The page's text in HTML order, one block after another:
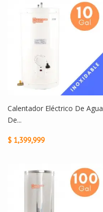
Calentador Eléctrico De Agua
De...
$ 1,399,999